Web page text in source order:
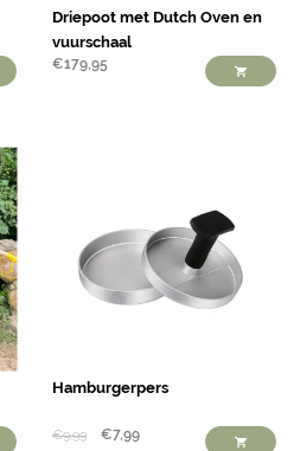
Driepoot met Dutch Oven en
vuurschaal
€179,95
Hamburgerpers
€9,99 €7,99